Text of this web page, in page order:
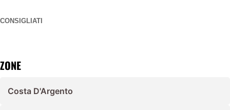
CONSIGLIATI
ZONE
Costa D'Argento